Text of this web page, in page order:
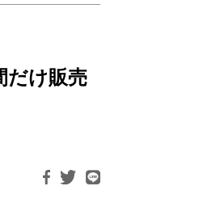
だけ販売